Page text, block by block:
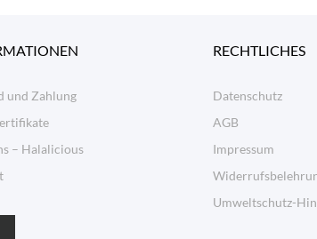
und Zahlung
– Halalicious
RECHTLICHES
Datenschutz
AGB
Impressum
Umweltschutz-